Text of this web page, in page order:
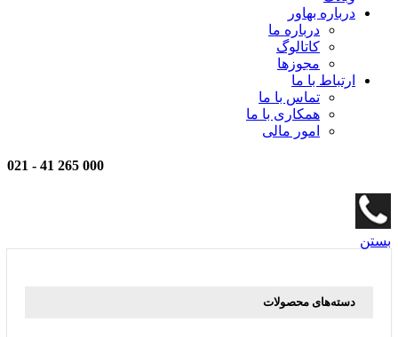
درباره بهاور
درباره ما
کاتالوگ
مجوزها
ارتباط با ما
تماس با ما
همکاری با ما
امور مالی
000 265 41
-
بستن
دسته‌های محصولات